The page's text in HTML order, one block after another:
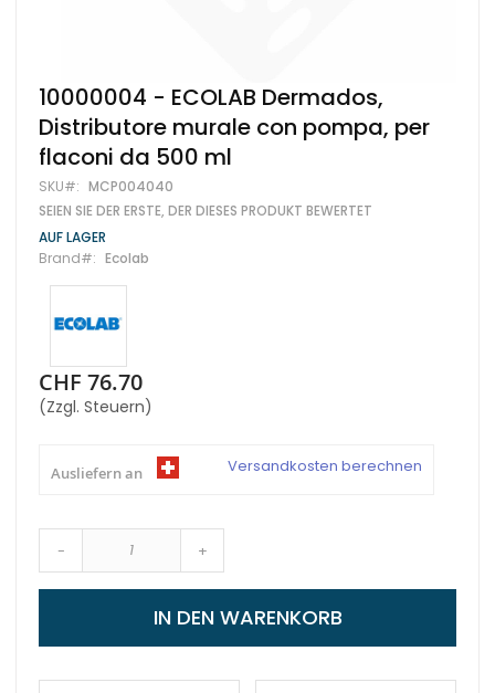
Zum
Anfang
der
Bildgalerie
springen
10000004 - ECOLAB Dermados,
Distributore murale con pompa, per
flaconi da 500 ml
SKU MCP004040
SEIEN SIE DER ERSTE, DER DIESES PRODUKT BEWERTET
AUF LAGER
Brand
Ecolab
CHF 76.70
(Zzgl. Steuern)
Ausliefern an Versandkosten berechnen
- +
IN DEN WARENKORB